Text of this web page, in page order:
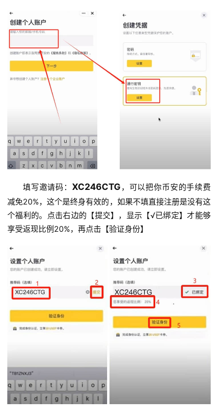
填写邀请码： XC246CTG ，可以把你币安的手续费
减免20%，这个是终身有效的，如果不填直接注册是没有这
个福利的。点击右边的【提交】，显示【√已绑定】才能够
享受返现比例20%，再点击【验证身份】